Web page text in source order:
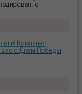
Компания
вас с Днём Победы